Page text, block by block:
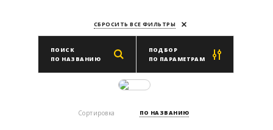
СБРОСИТЬ ВСЕ ФИЛЬТРЫ
ПОИСК
ПО НАЗВАНИЮ
ПОДБОР
ПО ПАРАМЕТРАМ
Производитель
ВЫБРАТЬ ПРОИЗВОДИТЕЛЯ
Сортировка ПО НАЗВАНИЮ